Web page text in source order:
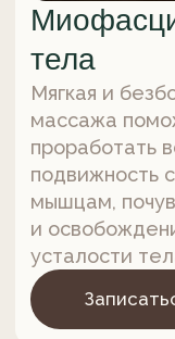
Комплекс мягких
который деликатно
на внутренние
их правильное
и нормализует
Записаться
60 минут / 5600 ₽